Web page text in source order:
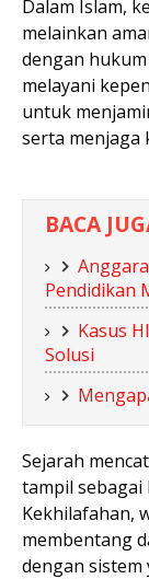
Dalam Islam,
melainkan
dengan
melayani
untuk
serta menjaga
BACA
Pendidikan
Kasus
Solusi
Sejarah
tampil sebagai
Kekhilafahan,
membentang
dengan sistem